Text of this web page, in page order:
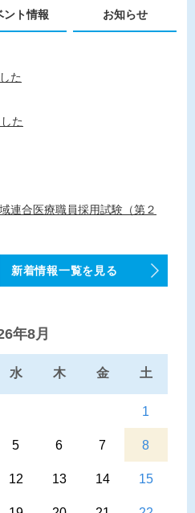
ント情報 お知らせ
た
た
連合医療職員採用試験（第２
発行しました
新着情報一覧を見る
年8月
水 木 金 土
1
5 6 7 8
12 13 14 15